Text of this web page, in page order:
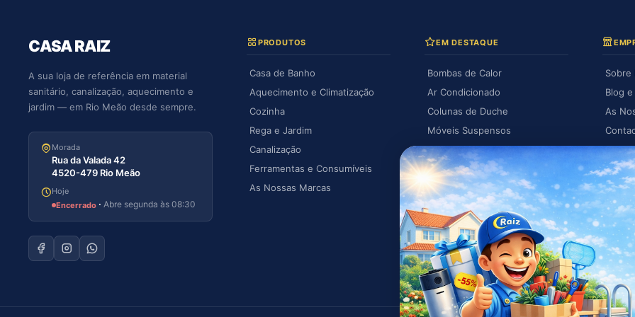
CASA RAIZ
A sua loja de referência em material
sanitário, canalização, aquecimento e
jardim — em Rio Meão desde sempre.
Morada
Rua da Valada 42
4520-479 Rio Meão
Hoje
Encerrado · Abre segunda às 08:30
PRODUTOS
Casa de Banho
Aquecimento e Climatização
Cozinha
Rega e Jardim
Canalização
Ferramentas e Consumíveis
As Nossas Marcas
EM DESTAQUE
Bombas de Calor
Ar Condicionado
Colunas de Duche
Móveis Suspensos
Espelhos com Luz
Piscina
Caldeiras
Sobre
Blog e
As
A
As